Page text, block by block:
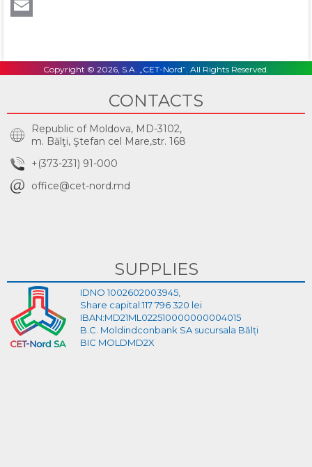
Copyright © 2026, S.A. „CET-Nord”. All Rights Reserved.
CONTACTS
Republic of Moldova, MD-3102,
m. Bălţi, Ştefan cel Mare,str. 168
+(373-231) 91-000
office@cet-nord.md
SUPPLIES
IDNO 1002602003945,
Share capital:117 796 320 lei
IBAN:MD21ML022510000000004015
B.C. Moldindconbank SA sucursala Bălți
BIC MOLDMD2X